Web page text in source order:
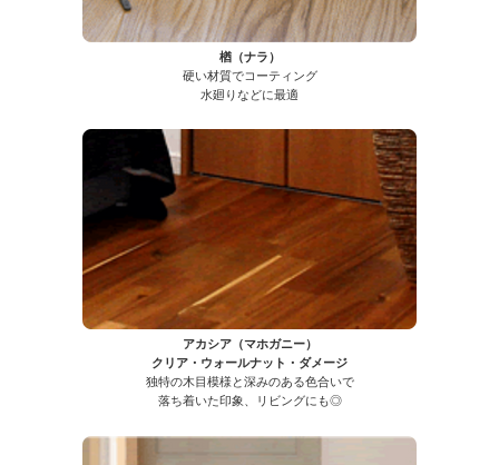
楢（ナラ）
硬い材質でコーティング
水廻りなどに最適
アカシア（マホガニー）
クリア・ウォールナット・ダメージ
独特の木目模様と深みのある色合いで
落ち着いた印象、リビングにも◎